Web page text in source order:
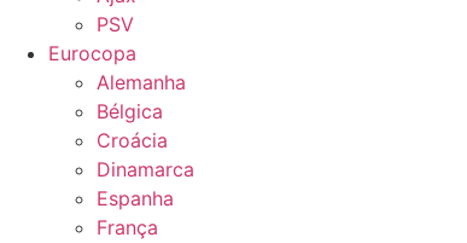
PSV
Eurocopa
Alemanha
Bélgica
Croácia
Dinamarca
Espanha
França